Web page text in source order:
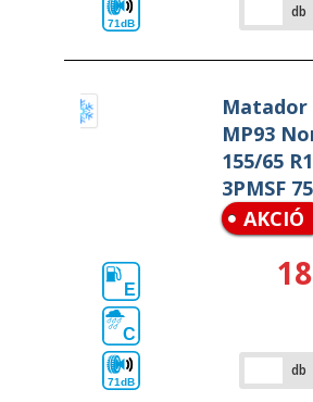
71dB
db
Matador
MP93
155/65
3PMSF
AKCIÓ
E
C
71dB
db